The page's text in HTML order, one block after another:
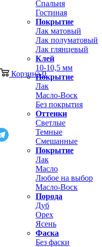
Спальня
Гостиная
Покрытие
Лак матовый
Лак полуматовый
Лак глянцевый
Клей
10-10,5 мм
Покрытие
Лак
Масло-Воск
Без покрытия
Оттенки
Светлые
Темные
Смешанные
Покрытие
Лак
Масло
Любое на выбор
Масло-Воск
Порода
Дуб
Орех
Ясень
Фаска
Без фаски
Корзина 0